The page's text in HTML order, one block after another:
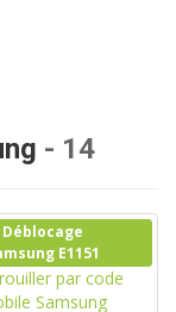
- 14
Déblocage
E1151